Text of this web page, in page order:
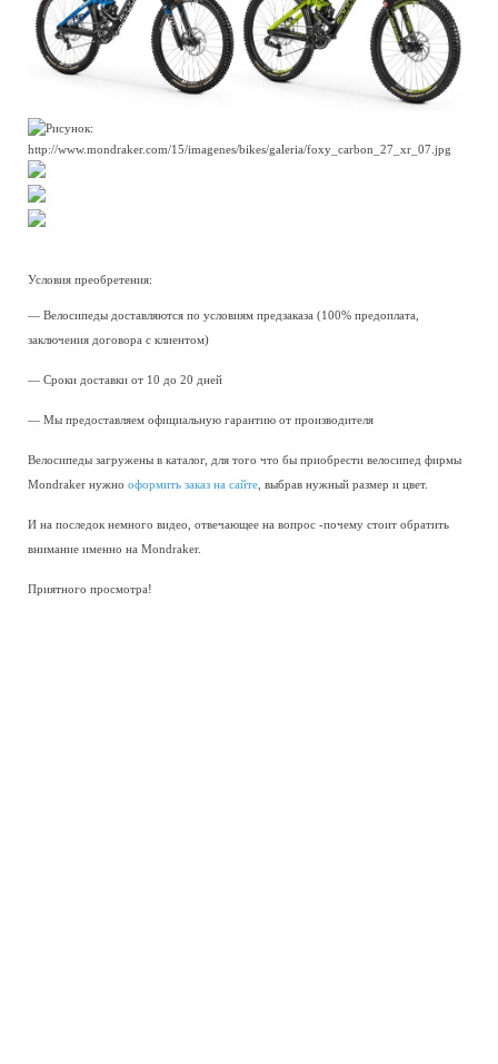
Условия преобретения:
— Велосипеды доставляются по условиям предзаказа (100% предоплата,
заключения договора с клиентом)
— Сроки доставки от 10 до 20 дней
— Мы предоставляем официальную гарантию от производителя
Велосипеды загружены в каталог, для того что бы приобрести велосипед фирмы
Mondraker нужно оформить заказ на сайте, выбрав нужный размер и цвет.
И на последок немного видео, отвечающее на вопрос -почему стоит обратить
внимание именно на Mondraker.
Приятного просмотра!